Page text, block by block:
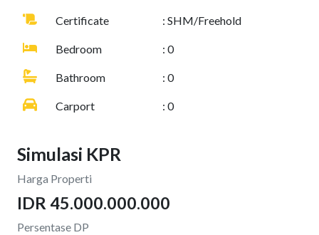
Certificate : SHM/Freehold
Bedroom : 0
Bathroom : 0
Carport : 0
Simulasi KPR
Harga Properti
IDR 45.000.000.000
Persentase DP